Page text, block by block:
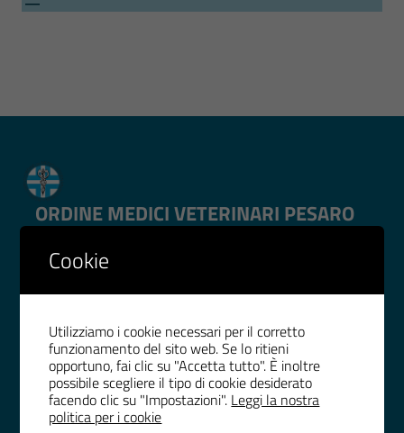
ORDINE MEDICI VETERINARI PESARO
URBINO
IMPOSTAZIONE COOKIE
WHISTLEBLOWING
RECAPITI
Cookie
Utilizziamo i cookie necessari per il corretto
funzionamento del sito web. Se lo ritieni
opportuno, fai clic su "Accetta tutto". È inoltre
possibile scegliere il tipo di cookie desiderato
facendo clic su "Impostazioni". Leggi la nostra
politica per i cookie